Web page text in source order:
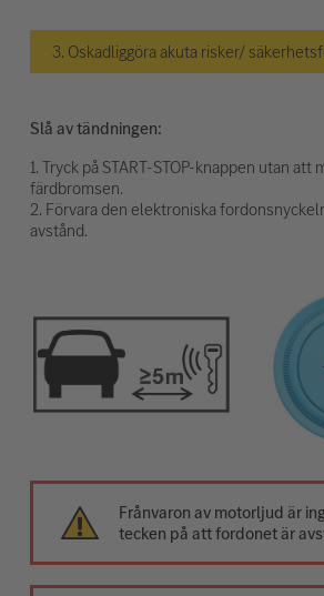
3. Oskadliggöra akuta risker/
Slå av tändningen:
1. Tryck på START-STOP-knappen utan att
färdbromsen.
2. Förvara den elektroniska
avstånd.
Frånvaron av motorljud är
tecken på att fordonet är